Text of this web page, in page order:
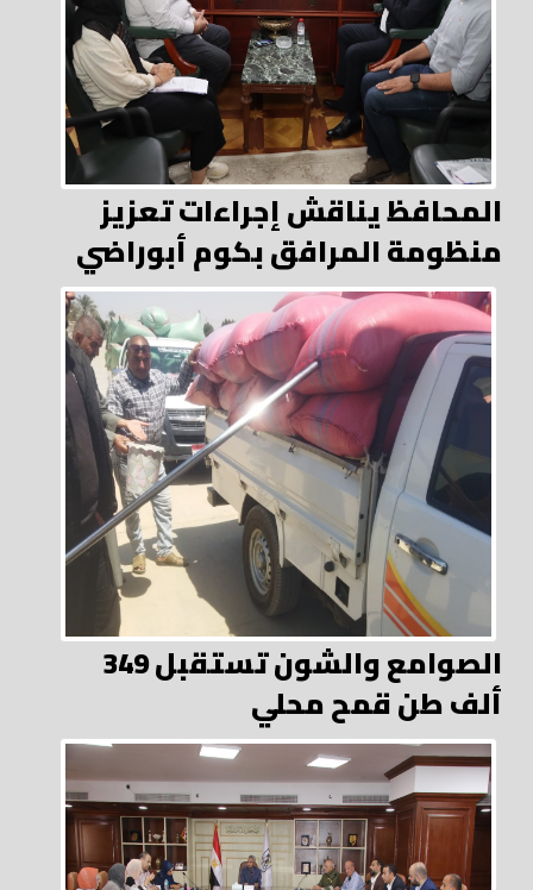
المحافظ يناقش إجراءات تعزيز
منظومة المرافق بكوم أبوراضي
الصوامع والشون تستقبل 349
ألف طن قمح محلي